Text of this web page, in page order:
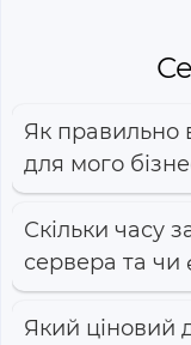
Як правильно
для мого
Скільки часу
сервера та чи
Який ціновий